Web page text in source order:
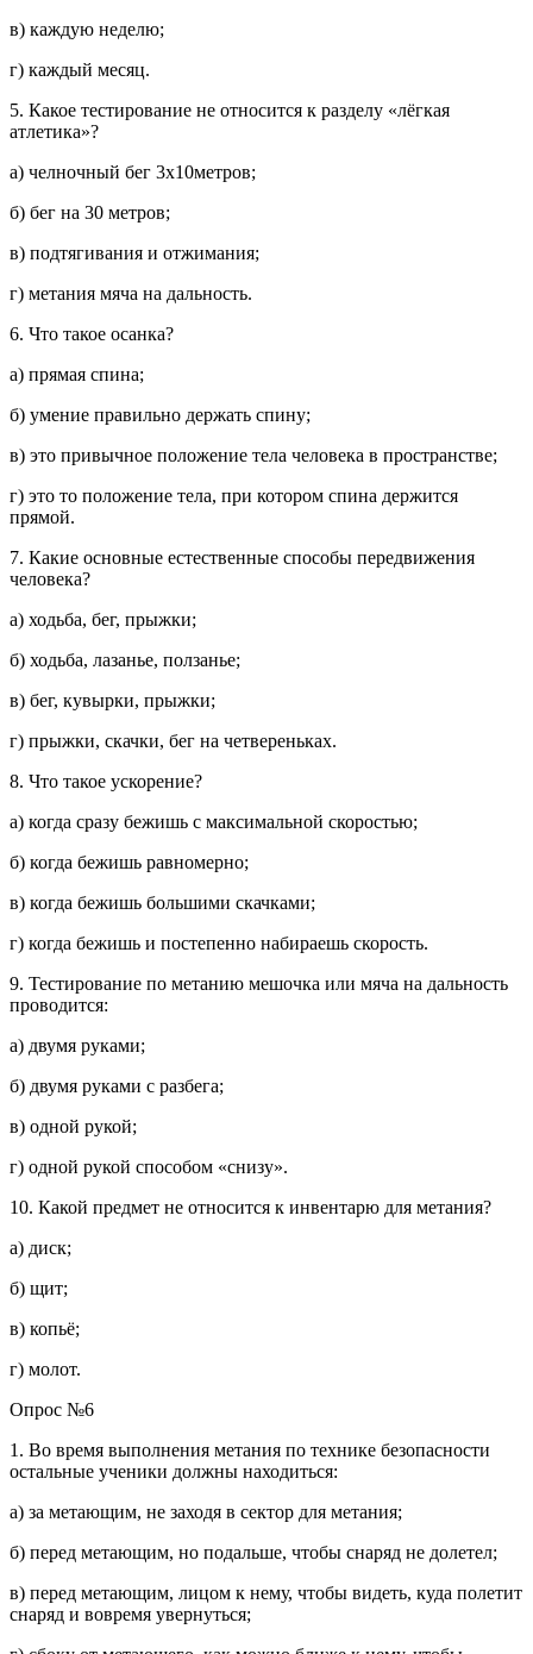
в) каждую неделю;
г) каждый месяц.
5. Какое тестирование не относится к разделу «лёгкая
атлетика»?
а) челночный бег 3х10метров;
б) бег на 30 метров;
в) подтягивания и отжимания;
г) метания мяча на дальность.
6. Что такое осанка?
а) прямая спина;
б) умение правильно держать спину;
в) это привычное положение тела человека в пространстве;
г) это то положение тела, при котором спина держится
прямой.
7. Какие основные естественные способы передвижения
человека?
а) ходьба, бег, прыжки;
б) ходьба, лазанье, ползанье;
в) бег, кувырки, прыжки;
г) прыжки, скачки, бег на четвереньках.
8. Что такое ускорение?
а) когда сразу бежишь с максимальной скоростью;
б) когда бежишь равномерно;
в) когда бежишь большими скачками;
г) когда бежишь и постепенно набираешь скорость.
9. Тестирование по метанию мешочка или мяча на дальность
проводится:
а) двумя руками;
б) двумя руками с разбега;
в) одной рукой;
г) одной рукой способом «снизу».
10. Какой предмет не относится к инвентарю для метания?
а) диск;
б) щит;
в) копьё;
г) молот.
Опрос №6
1. Во время выполнения метания по технике безопасности
остальные ученики должны находиться:
а) за метающим, не заходя в сектор для метания;
б) перед метающим, но подальше, чтобы снаряд не долетел;
в) перед метающим, лицом к нему, чтобы видеть, куда полетит
снаряд и вовремя увернуться;